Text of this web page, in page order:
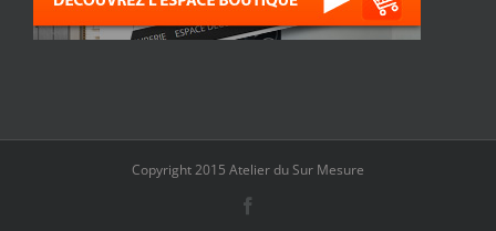
Copyright 2015 Atelier du Sur Mesure